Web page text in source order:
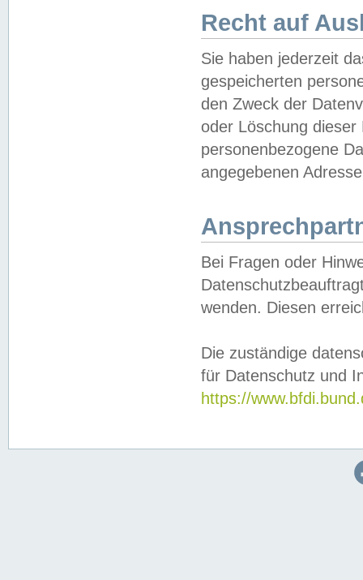
Recht auf
Sie haben jederzeit
gespeicherten
den Zweck der
oder Löschung
personenbezogene
angegebenen
Bei Fragen oder
wenden. Diesen
Die zuständige
für Datenschutz und
https://